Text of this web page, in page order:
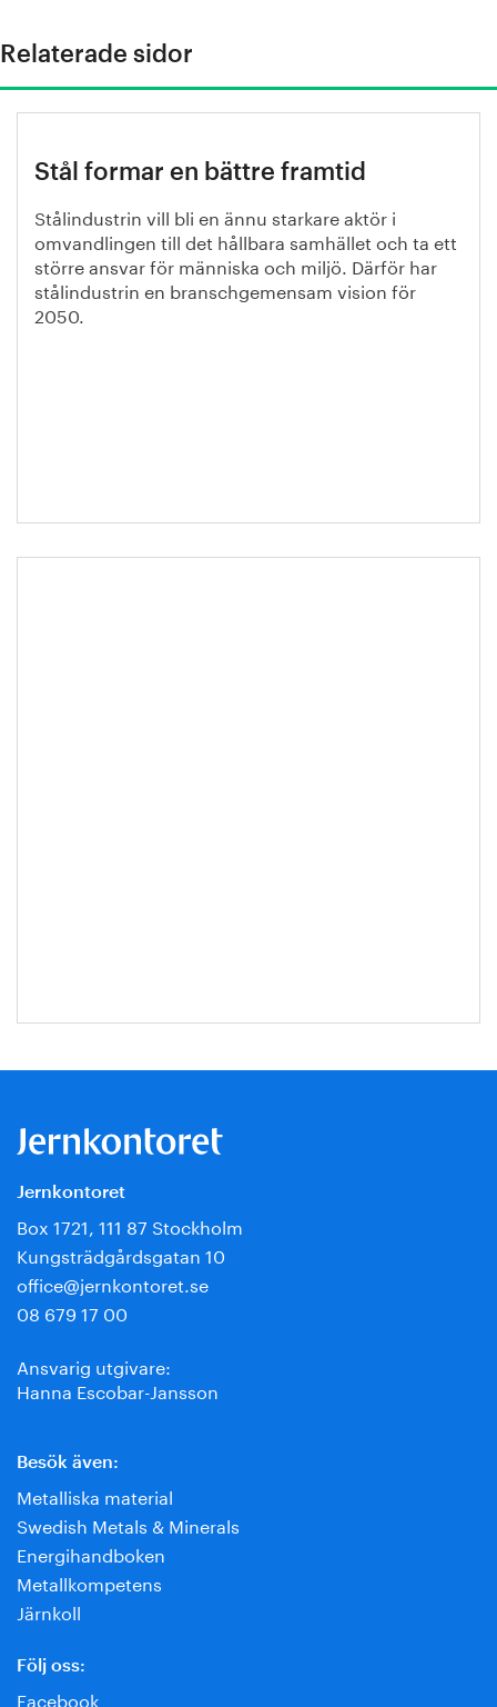
Relaterade sidor
Stål formar en bättre framtid
Stålindustrin vill bli en ännu starkare aktör i
omvandlingen till det hållbara samhället och ta ett
större ansvar för människa och miljö. Därför har
stålindustrin en branschgemensam vision för
2050.
Jernkontoret
Box 1721, 111 87 Stockholm
Kungsträdgårdsgatan 10
office@jernkontoret.se
08 679 17 00
Ansvarig utgivare:
Hanna Escobar-Jansson
Besök även:
Metalliska material
Swedish Metals & Minerals
Energihandboken
Metallkompetens
Järnkoll
Följ oss:
Facebook